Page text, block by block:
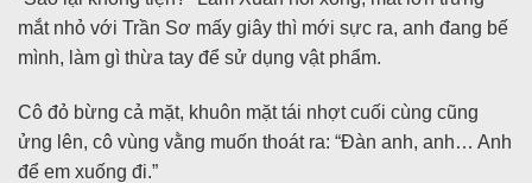
mắt nhỏ với Trần Sơ mấy giây thì mới sực ra, anh đang bế
mình, làm gì thừa tay để sử dụng vật phẩm.
Cô đỏ bừng cả mặt, khuôn mặt tái nhợt cuối cùng cũng
ửng lên, cô vùng vằng muốn thoát ra: “Đàn anh, anh… Anh
để em xuống đi.”